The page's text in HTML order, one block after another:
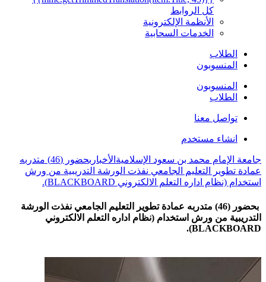
كل الروابط
الأنظمة الإلكترونية
الخدمات السحابية
الطلاب
المنسوبون
المنسوبون
الطلاب
تواصل معنا
انشاء مستخدم
جامعة الإمام محمد بن سعود الإسلامية الأخبار
بحضور (46) متدربه
عمادة تطوير التعليم الجامعي نفذت الورشة التدريبية من ورش
استخدام (نظام اداره التعلم الالكتروني BLACKBOARD).
بحضور (46) متدربه عمادة تطوير التعليم الجامعي نفذت الورشة
التدريبية من ورش استخدام (نظام اداره التعلم الالكتروني
BLACKBOARD).